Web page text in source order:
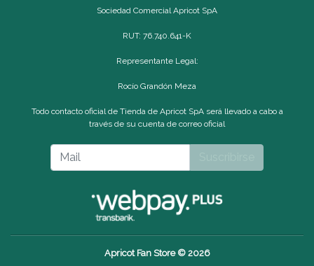
Sociedad Comercial Apricot SpA
RUT: 76.740.641-K
Representante Legal:
Rocío Grandón Meza
Todo contacto oficial de Tienda de Apricot SpA será llevado a cabo a
través de su cuenta de correo oficial
Apricot Fan Store © 2026